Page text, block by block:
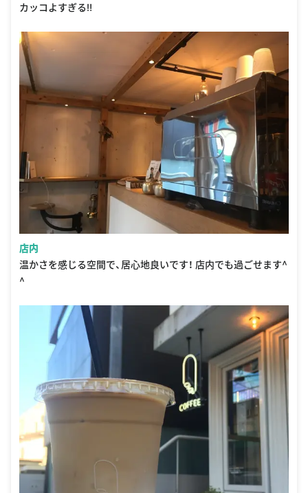
カッコよすぎる‼︎
店内
温かさを感じる空間で、居心地良いです！ 店内でも過ごせます^
^